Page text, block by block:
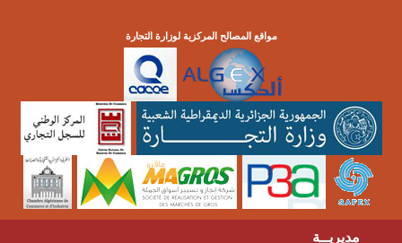
مواقع المصالح المركزية لوزارة التجارة
مديريــة